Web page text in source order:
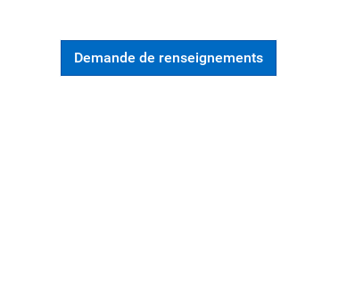
Demande de renseignements